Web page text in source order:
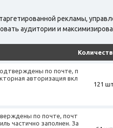
рекламы,
аудитории и
по почте, п
авторизация вкл
121
по почте, почт
частично заполнен. За